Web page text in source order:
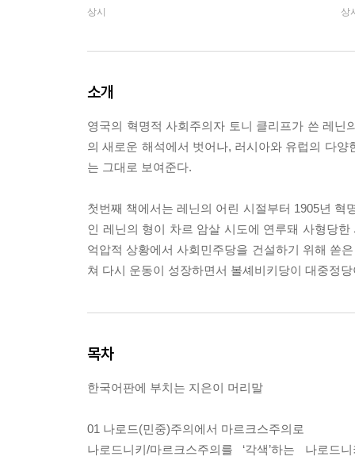
상시 상
소개
영국의 혁명적 사회주의자 토니 클리프가 쓴 레
의 새로운 해석에서 벗어나, 러시아와 유럽의 다
는 그대로 보여준다.
첫번째 책에서는 레닌의 어린 시절부터 1905년
인 레닌의 형이 차르 암살 시도에 연루돼 사형당
억압적 상황에서 사회민주당을 건설하기 위해 쏟
쳐 다시 운동이 성장하면서 볼셰비키당이 대중정
목차
한국어판에 부치는 지은이 머리말
01 나로드(민중)주의에서 마르크스주의로
나로드니키/마르크스주의를 ‘각색’하는 나로